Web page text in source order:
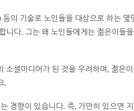
의 기술로 노인들을 대상으로 하는 몇
니다. 그는 왜 노인들에게는 젊은이들
소셜미디어가 된 것을 우려하며, 젊은
.
경향이 있습니다. 즉, 가만히 있으면